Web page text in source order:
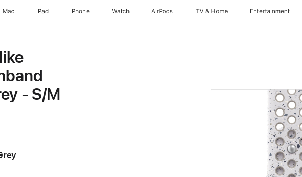
Mac iPad iPhone Watch AirPods TV & Home Entertainment
- S/M